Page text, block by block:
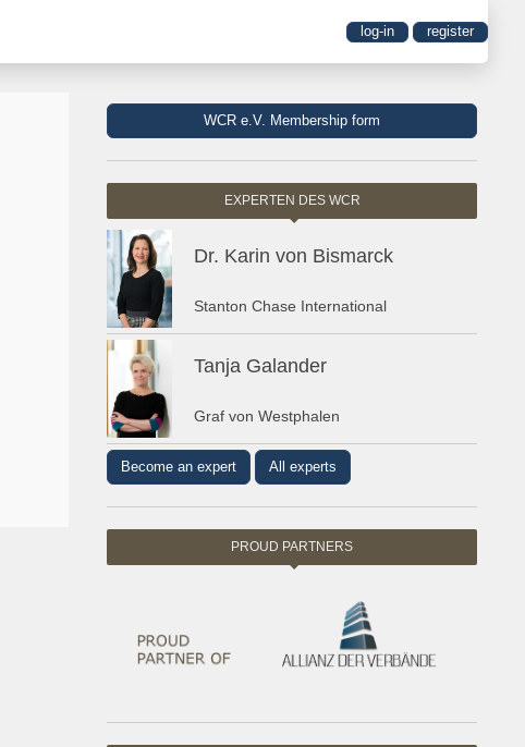
log-in register
WCR e.V. Membership form
EXPERTEN DES WCR
Dr. Karin von Bismarck
Stanton Chase International
Tanja Galander
Graf von Westphalen
Become an expert All experts
PROUD PARTNERS